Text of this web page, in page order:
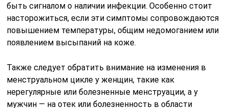
быть сигналом о наличии инфекции. Особенно стоит
насторожиться, если эти симптомы сопровождаются
повышением температуры, общим недомоганием или
появлением высыпаний на коже.
Также следует обратить внимание на изменения в
менструальном цикле у женщин, такие как
нерегулярные или болезненные менструации, а у
мужчин — на отек или болезненность в области